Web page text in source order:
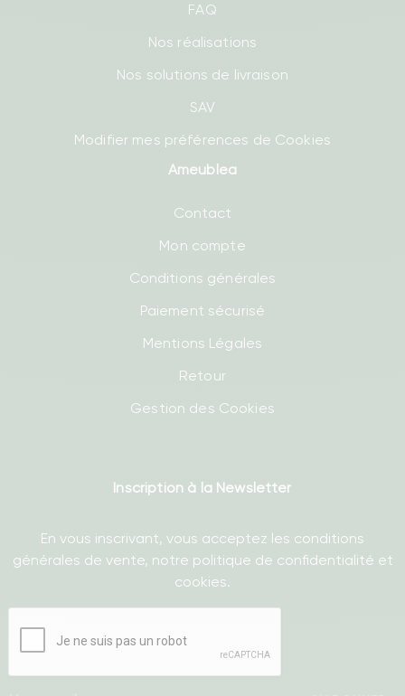
FAQ
Nos réalisations
Nos solutions de livraison
SAV
Modifier mes préférences de Cookies
Ameublea
Contact
Mon compte
Conditions générales
Paiement sécurisé
Mentions Légales
Retour
Gestion des Cookies
Inscription à la Newsletter
En vous inscrivant, vous acceptez les conditions
générales de vente, notre politique de confidentialité et
cookies.